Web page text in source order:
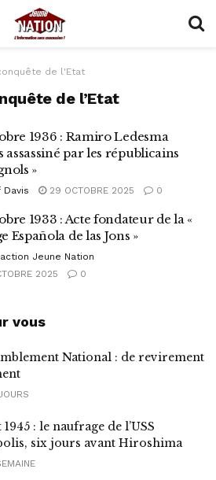
de l'Etat
de l’Etat
1936 : Ramiro Ledesma
assassiné par les républicains
»
29 OCTOBRE 2025 0
1933 : Acte fondateur de la «
Española de las Jons »
Jeune Nation
2025
0
vous
National : de revirement
: le naufrage de l’USS
six jours avant Hiroshima